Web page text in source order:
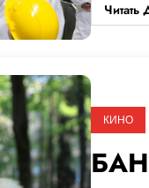
Читать
КИНО